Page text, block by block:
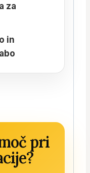
za
in
pri